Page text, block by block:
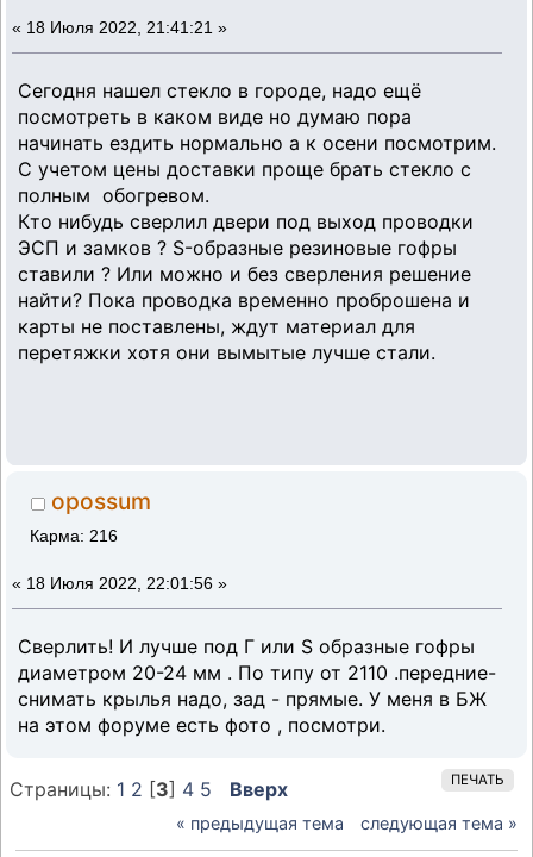
« 18 Июля 2022, 21:41:21 »
Сегодня нашел стекло в городе, надо ещё
посмотреть в каком виде но думаю пора
начинать ездить нормально а к осени посмотрим.
С учетом цены доставки проще брать стекло с
полным обогревом.
Кто нибудь сверлил двери под выход проводки
ЭСП и замков ? S-образные резиновые гофры
ставили ? Или можно и без сверления решение
найти? Пока проводка временно проброшена и
карты не поставлены, ждут материал для
перетяжки хотя они вымытые лучше стали.
opossum
Карма: 216
« 18 Июля 2022, 22:01:56 »
Сверлить! И лучше под Г или S образные гофры
диаметром 20-24 мм . По типу от 2110 .передние-
снимать крылья надо, зад - прямые. У меня в БЖ
на этом форуме есть фото , посмотри.
ПЕЧАТЬ
Страницы: 1 2 [3] 4 5 Вверх
« предыдущая тема следующая тема »